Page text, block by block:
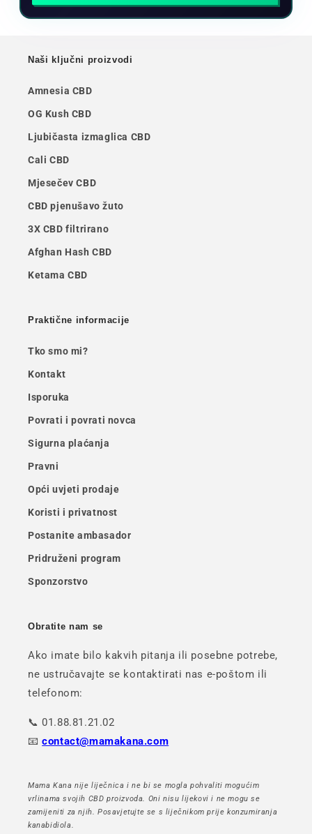
Naši ključni proizvodi
Amnesia CBD
OG Kush CBD
Ljubičasta izmaglica CBD
Cali CBD
Mjesečev CBD
CBD pjenušavo žuto
3X CBD filtrirano
Afghan Hash CBD
Ketama CBD
Praktične informacije
Tko smo mi?
Kontakt
Isporuka
Povrati i povrati novca
Sigurna plaćanja
Pravni
Opći uvjeti prodaje
Koristi i privatnost
Postanite ambasador
Pridruženi program
Sponzorstvo
Obratite nam se
Ako imate bilo kakvih pitanja ili posebne potrebe,
ne ustručavajte se kontaktirati nas e-poštom ili
telefonom:
📞 01.88.81.21.02
📧contact@mamakana.com
Mama Kana nije liječnica i ne bi se mogla pohvaliti mogućim
vrlinama svojih CBD proizvoda. Oni nisu lijekovi i ne mogu se
zamijeniti za njih. Posavjetujte se s liječnikom prije konzumiranja
kanabidiola.